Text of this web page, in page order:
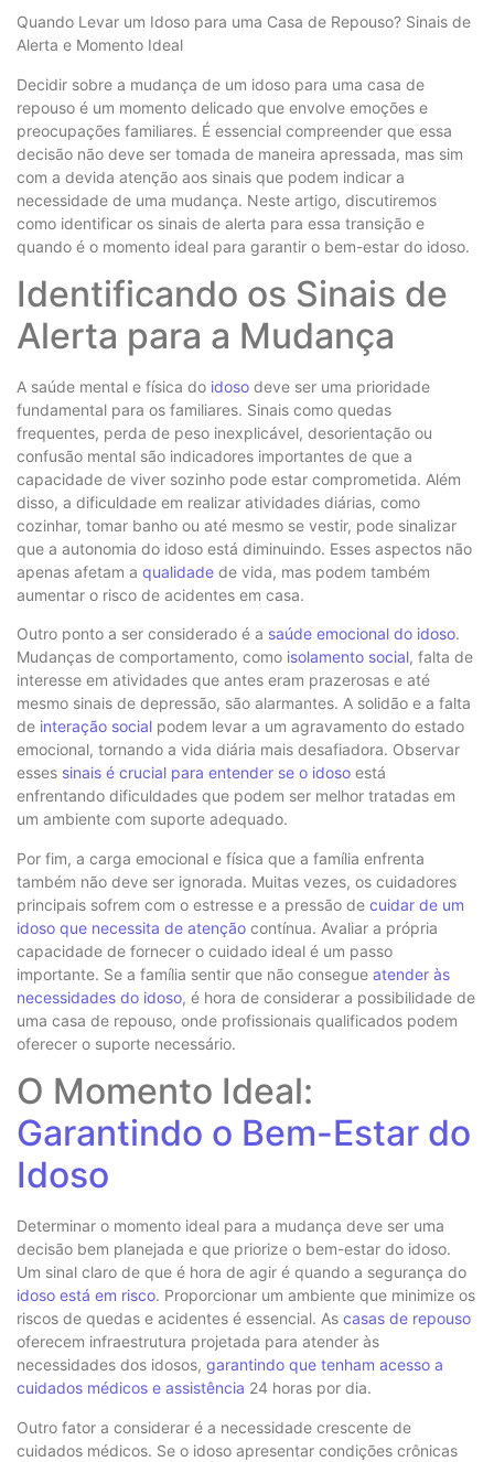
Quando Levar um Idoso para uma Casa de Repouso? Sinais de
Alerta e Momento Ideal
Decidir sobre a mudança de um idoso para uma casa de
repouso é um momento delicado que envolve emoções e
preocupações familiares. É essencial compreender que essa
decisão não deve ser tomada de maneira apressada, mas sim
com a devida atenção aos sinais que podem indicar a
necessidade de uma mudança. Neste artigo, discutiremos
como identificar os sinais de alerta para essa transição e
quando é o momento ideal para garantir o bem-estar do idoso.
Identificando os Sinais de
Alerta para a Mudança
A saúde mental e física do idoso deve ser uma prioridade
fundamental para os familiares. Sinais como quedas
frequentes, perda de peso inexplicável, desorientação ou
confusão mental são indicadores importantes de que a
capacidade de viver sozinho pode estar comprometida. Além
disso, a dificuldade em realizar atividades diárias, como
cozinhar, tomar banho ou até mesmo se vestir, pode sinalizar
que a autonomia do idoso está diminuindo. Esses aspectos não
apenas afetam a qualidade de vida, mas podem também
aumentar o risco de acidentes em casa.
Outro ponto a ser considerado é a saúde emocional do idoso.
Mudanças de comportamento, como isolamento social, falta de
interesse em atividades que antes eram prazerosas e até
mesmo sinais de depressão, são alarmantes. A solidão e a falta
de interação social podem levar a um agravamento do estado
emocional, tornando a vida diária mais desafiadora. Observar
esses sinais é crucial para entender se o idoso está
enfrentando dificuldades que podem ser melhor tratadas em
um ambiente com suporte adequado.
Por fim, a carga emocional e física que a família enfrenta
também não deve ser ignorada. Muitas vezes, os cuidadores
principais sofrem com o estresse e a pressão de cuidar de um
idoso que necessita de atenção contínua. Avaliar a própria
capacidade de fornecer o cuidado ideal é um passo
importante. Se a família sentir que não consegue atender às
necessidades do idoso, é hora de considerar a possibilidade de
uma casa de repouso, onde profissionais qualificados podem
oferecer o suporte necessário.
O Momento Ideal:
Garantindo o Bem-Estar do
Idoso
Determinar o momento ideal para a mudança deve ser uma
decisão bem planejada e que priorize o bem-estar do idoso.
Um sinal claro de que é hora de agir é quando a segurança do
idoso está em risco. Proporcionar um ambiente que minimize os
riscos de quedas e acidentes é essencial. As casas de repouso
oferecem infraestrutura projetada para atender às
necessidades dos idosos, garantindo que tenham acesso a
cuidados médicos e assistência 24 horas por dia.
Outro fator a considerar é a necessidade crescente de
cuidados médicos. Se o idoso apresentar condições crônicas